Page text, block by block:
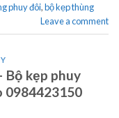
phuy đôi,bộ kẹp thùng
Leave a comment
Bộ kẹp phuy
0984423150